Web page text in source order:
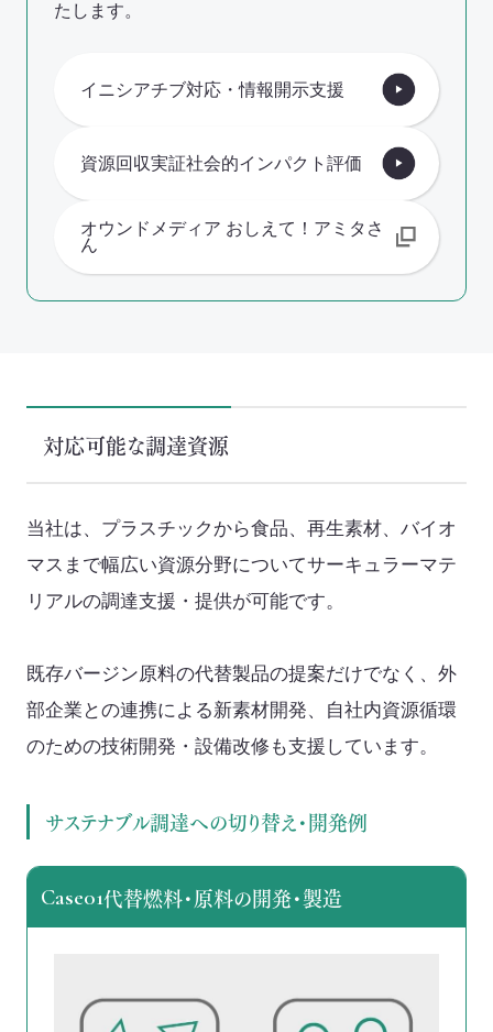
たします。
イニシアチブ対応・情報開示支援
資源回収実証社会的インパクト評価
オウンドメディア おしえて！アミタさ
ん
対応可能な調達資源
当社は、プラスチックから食品、再生素材、バイオ
マスまで幅広い資源分野についてサーキュラーマテ
リアルの調達支援・提供が可能です。
既存バージン原料の代替製品の提案だけでなく、外
部企業との連携による新素材開発、自社内資源循環
のための技術開発・設備改修も支援しています。
サステナブル調達への切り替え・開発例
Case01代替燃料・原料の開発・製造